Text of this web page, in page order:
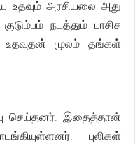
அரசியலை அது
நடத்தும் பாசிச
உதவுதன் மூலம் தங்கள்
செய்தனர். இதைத்தான்
புலிகள்